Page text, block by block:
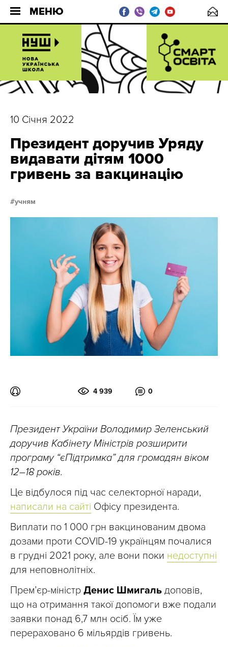
МЕНЮ
10 Січня 2022
Президент доручив Уряду
видавати дітям 1000
гривень за вакцинацію
учням
4 939 0
Президент України Володимир Зеленський
доручив Кабінету Міністрів розширити
програму “єПідтримка” для громадян віком
12–18 років.
Це відбулося під час селекторної наради,
написали на сайті Офісу президента.
Виплати по 1 000 грн вакцинованим двома
дозами проти COVID-19 українцям почалися
в грудні 2021 року, але вони поки недоступні
для неповнолітніх.
Прем’єр-міністр Денис Шмигаль доповів,
що на отримання такої допомоги вже подали
заявки понад 6,7 млн осіб. Їм уже
перераховано 6 мільярдів гривень.